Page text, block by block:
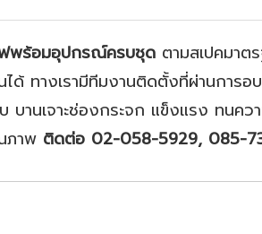
ฟพร้อมอุปกรณ์ครบชุด ตามสเปคมาต
ด้ ทางเรามีทีมงานติดตั้งที่ผ่านการ
บานเจาะช่องกระจก แข็งแรง ทนค
ภาพ ติดต่อ 02-058-5929, 085-